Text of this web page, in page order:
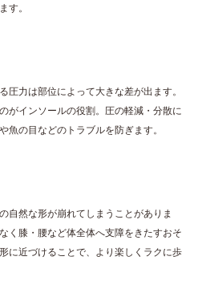
す。
圧力は部位によって大きな差が出ます。
がインソールの役割。圧の軽減・分散に
魚の目などのトラブルを防ぎます。
自然な形が崩れてしまうことがありま
く膝・腰など体全体へ支障をきたすおそ
に近づけることで、より楽しくラクに歩